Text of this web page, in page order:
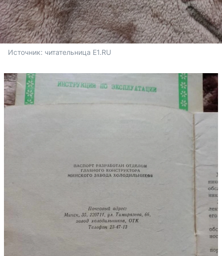
Источник: читательница E1.RU